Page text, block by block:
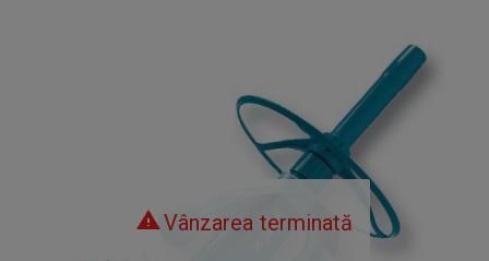
Vânzarea terminată